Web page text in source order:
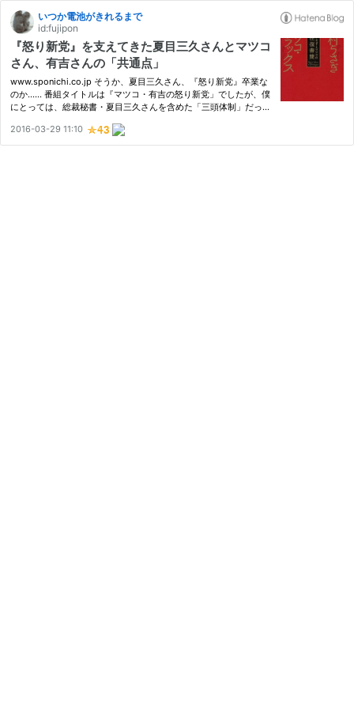
いつか電池がきれるまで
id:fujipon
『怒り新党』を支えてきた夏目三久さんとマツコ
さん、有吉さんの「共通点」
www.sponichi.co.jp そうか、夏目三久さん、『怒り新党』卒業な
のか…… 番組タイトルは『マツコ・有吉の怒り新党」でしたが、僕
にとっては、総裁秘書・夏目三久さんを含めた「三頭体制」だった
ンネリ気味になっていた感は否めませんが（「看板」のひとつであ
る…
2016-03-29 11:10